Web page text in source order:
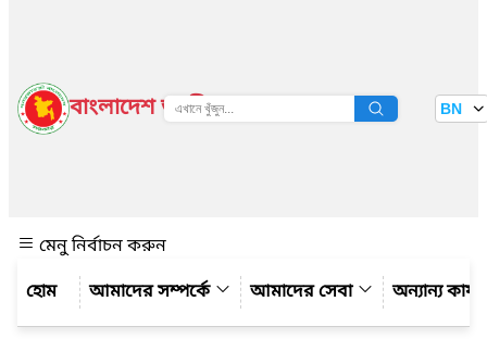
বাংলাদেশ জাতীয় তথ্য বাতায়ন BN
মেনু নির্বাচন করুন
আমাদের সম্পর্কে
আমাদের সেবা অন্যান্য